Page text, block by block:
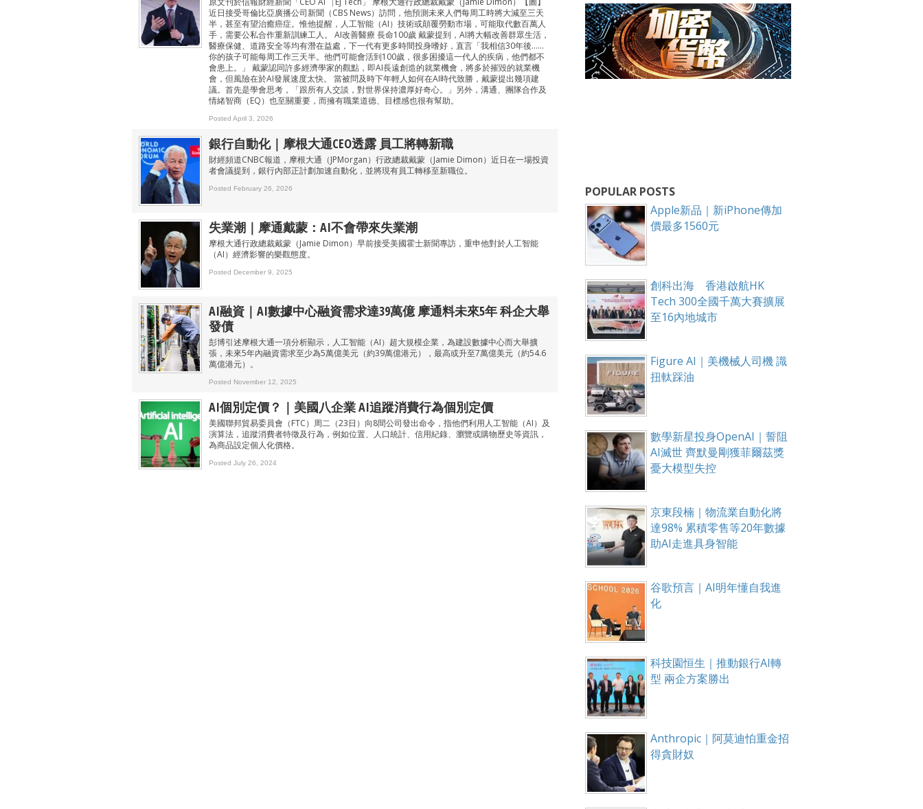
近日接受哥倫比亞廣播公司新聞（CBS News）訪問，他預測未來人們每周工時將大減至三天
半，甚至有望治癒癌症。惟他提醒，人工智能（AI）技術或顛覆勞動市場，可能取代數百萬人
手，需要公私合作重新訓練工人。 AI改善醫療 長命100歲 戴蒙提到，AI將大幅改善群眾生活，
醫療保健、道路安全等均有潛在益處，下一代有更多時間投身嗜好，直言「我相信30年後……
你的孩子可能每周工作三天半。他們可能會活到100歲，很多困擾這一代人的疾病，他們都不
會患上。」 戴蒙認同許多經濟學家的觀點，即AI長遠創造的就業機會，將多於摧毀的就業機
會，但風險在於AI發展速度太快。 當被問及時下年輕人如何在AI時代致勝，戴蒙提出幾項建
議。首先是學會思考，「跟所有人交談，對世界保持濃厚好奇心。」另外，溝通、團隊合作及
情緒智商（EQ）也至關重要，而擁有職業道德、目標感也很有幫助。
Posted April 3, 2026
銀行自動化｜摩根大通CEO透露 員工將轉新職
財經頻道CNBC報道，摩根大通（JPMorgan）行政總裁戴蒙（Jamie Dimon）近日在一場投資
者會議提到，銀行內部正計劃加速自動化，並將現有員工轉移至新職位。
Posted February 26, 2026
失業潮｜摩通戴蒙：AI不會帶來失業潮
摩根大通行政總裁戴蒙（Jamie Dimon）早前接受美國霍士新聞專訪，重申他對於人工智能
（AI）經濟影響的樂觀態度。
Posted December 9, 2025
AI融資｜AI數據中心融資需求達39萬億 摩通料未來5年 科企大舉
發債
彭博引述摩根大通一項分析顯示，人工智能（AI）超大規模企業，為建設數據中心而大舉擴
張，未來5年內融資需求至少為5萬億美元（約39萬億港元），最高或升至7萬億美元（約54.6
萬億港元）。
Posted November 12, 2025
AI個別定價？｜美國八企業 AI追蹤消費行為個別定價
美國聯邦貿易委員會（FTC）周二（23日）向8間公司發出命令，指他們利用人工智能（AI）及
演算法，追蹤消費者特徵及行為，例如位置、人口統計、信用紀錄、瀏覽或購物歷史等資訊，
為商品設定個人化價格。
Posted July 26, 2024
POPULAR POSTS
Apple新品｜新iPhone傳加
價最多1560元
創科出海 香港啟航HK
Tech 300全國千萬大賽擴展
至16內地城市
Figure AI｜美機械人司機 識
扭軚踩油
數學新星投身OpenAI｜誓阻
AI滅世 齊默曼剛獲菲爾茲獎
憂大模型失控
京東段楠｜物流業自動化將
達98% 累積零售等20年數據
助AI走進具身智能
谷歌預言｜AI明年懂自我進
化
科技園恒生｜推動銀行AI轉
型 兩企方案勝出
Anthropic｜阿莫迪怕重金招
得貪財奴